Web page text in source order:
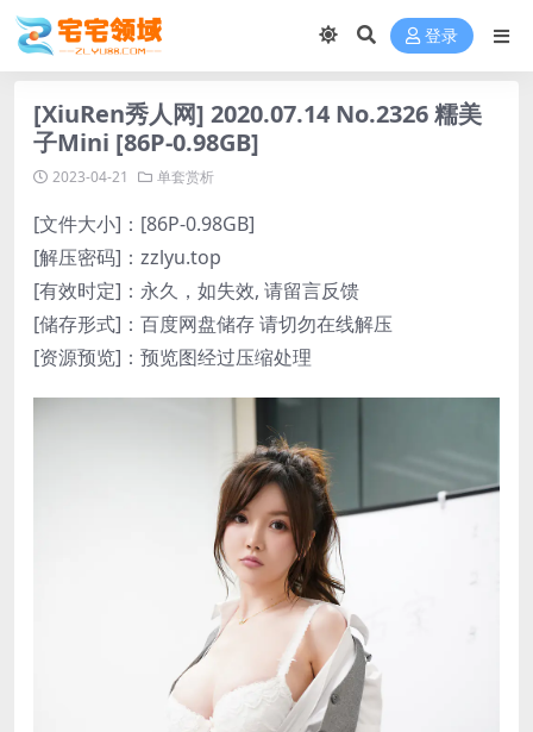
登录
[XiuRen秀人网] 2020.07.14 No.2326 糯美
子Mini [86P-0.98GB]
2023-04-21 单套赏析
[文件大小]：[86P-0.98GB]
[解压密码]：zzlyu.top
[有效时定]：永久，如失效, 请留言反馈
[储存形式]：百度网盘储存 请切勿在线解压
[资源预览]：预览图经过压缩处理